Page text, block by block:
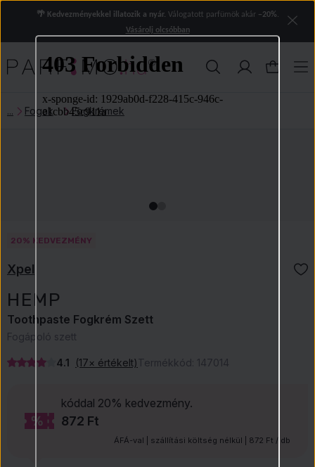
🌴 Kedvezményekkel illatozik a nyár. Válogatott parfümök akár −20%.
Vásárolj olcsóbban
Fogak Fogkrémek
20% KEDVEZMÉNY
Xpel
HEMP
Toothpaste Fogkrém Szett
Fogápoló szett
4.1 (17× értékelt)Termékkód: 147014
kóddal 20% kedvezmény.
872 Ft
ÁFÁ-val | szállítási költség nélkül | 872 Ft / db